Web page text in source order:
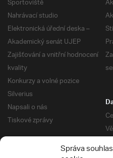
Správa
Nahrávací studio
Elektronická úřední deska –
Akademický senát UJEP
Zajišťování a vnitřní hodnocení
kvality
Konkurzy a volné pozice
Silverius
Napsali o nás
Tiskové zprávy